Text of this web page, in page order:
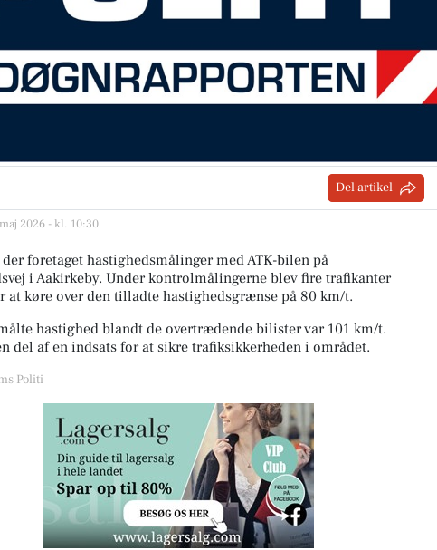
Del artikel
2026 - kl. 10:30
foretaget hastighedsmålinger med ATK-bilen på
i Aakirkeby. Under kontrolmålingerne blev fire trafikanter
at køre over den tilladte hastighedsgrænse på 80 km/t.
hastighed blandt de overtrædende bilister var 101 km/t.
del af en indsats for at sikre trafiksikkerheden i området.
Politi